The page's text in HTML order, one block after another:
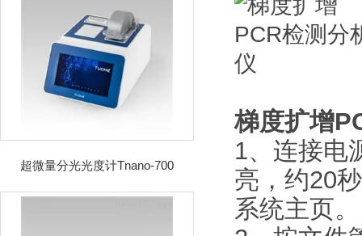
超微量分光光度计Tnano-700
梯度扩增
1、连接电
亮，约20
系统主页。